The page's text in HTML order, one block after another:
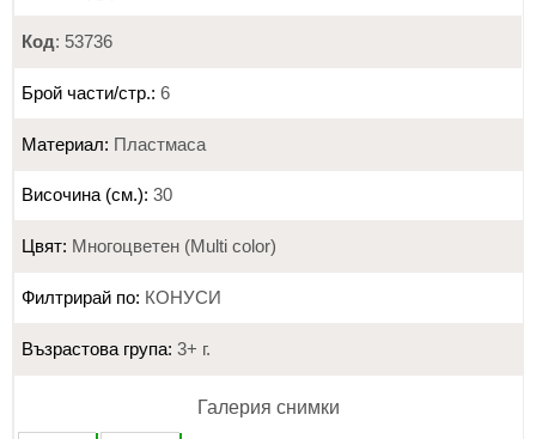
Код: 53736
Брой части/стр.: 6
Материал: Пластмаса
Височина (см.): 30
Цвят: Многоцветен (Multi color)
Филтрирай по: КОНУСИ
Възрастова група: 3+ г.
Галерия снимки